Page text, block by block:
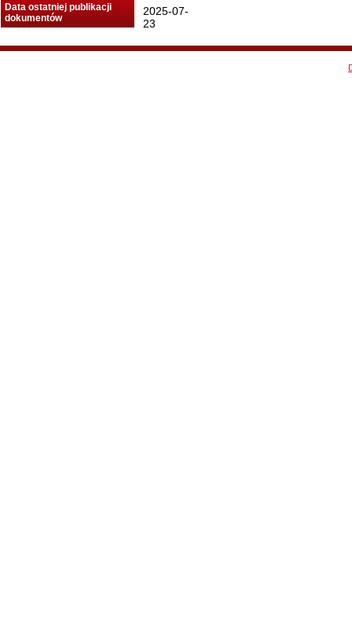
Data ostatniej publikacji
dokumentów
2025-07-
23